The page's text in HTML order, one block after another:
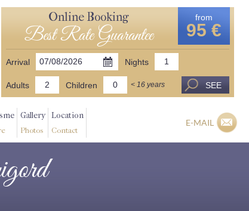
Online Booking
Best Rate Guarantee
from
95 €
Arrival Nights
Adults Children < 16 years SEE
Gallery
Photos
Location
Contact
E-MAIL